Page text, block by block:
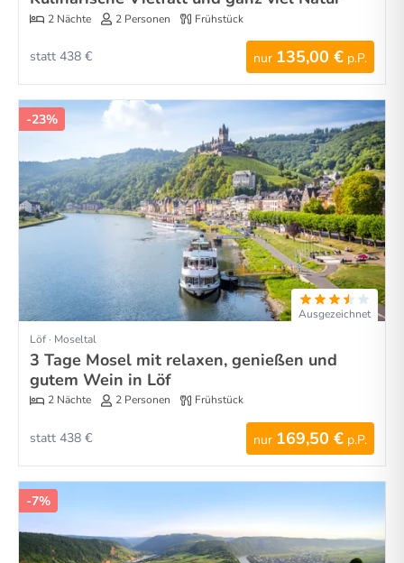
2 Nächte 2 Personen Frühstück
nur 135,00 € p.P.
statt 438 €
-23%
Ausgezeichnet
Löf · Moseltal
3 Tage Mosel mit relaxen, genießen und
gutem Wein in Löf
2 Nächte 2 Personen Frühstück
nur 169,50 € p.P.
statt 438 €
-7%